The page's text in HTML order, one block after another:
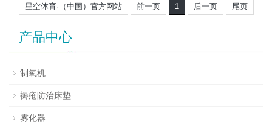
星空体育·（中国）官方网站 前一页 1 后一页 尾页
产品中心
制氧机
褥疮防治床垫
雾化器